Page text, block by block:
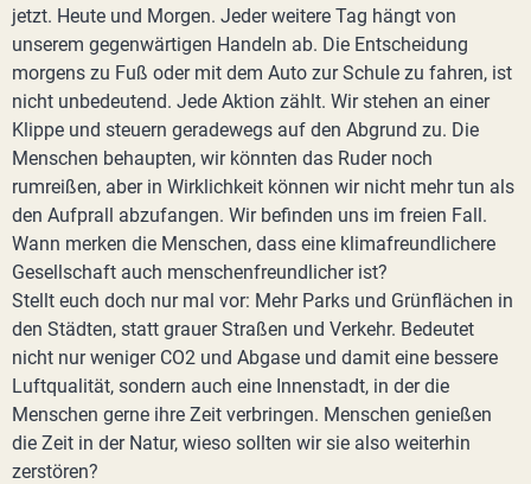
jetzt. Heute und Morgen. Jeder weitere Tag hängt von
unserem gegenwärtigen Handeln ab. Die Entscheidung
morgens zu Fuß oder mit dem Auto zur Schule zu fahren, ist
nicht unbedeutend. Jede Aktion zählt. Wir stehen an einer
Klippe und steuern geradewegs auf den Abgrund zu. Die
Menschen behaupten, wir könnten das Ruder noch
rumreißen, aber in Wirklichkeit können wir nicht mehr tun als
den Aufprall abzufangen. Wir befinden uns im freien Fall.
Wann merken die Menschen, dass eine klimafreundlichere
Gesellschaft auch menschenfreundlicher ist?
Stellt euch doch nur mal vor: Mehr Parks und Grünflächen in
den Städten, statt grauer Straßen und Verkehr. Bedeutet
nicht nur weniger CO2 und Abgase und damit eine bessere
Luftqualität, sondern auch eine Innenstadt, in der die
Menschen gerne ihre Zeit verbringen. Menschen genießen
die Zeit in der Natur, wieso sollten wir sie also weiterhin
zerstören?